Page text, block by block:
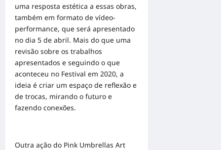
uma resposta estética a essas obras,
também em formato de vídeo-
performance, que será apresentado
no dia 5 de abril. Mais do que uma
revisão sobre os trabalhos
apresentados e seguindo o que
aconteceu no Festival em 2020, a
ideia é criar um espaço de reflexão e
de trocas, mirando o futuro e
fazendo conexões.
Outra ação do Pink Umbrellas Art